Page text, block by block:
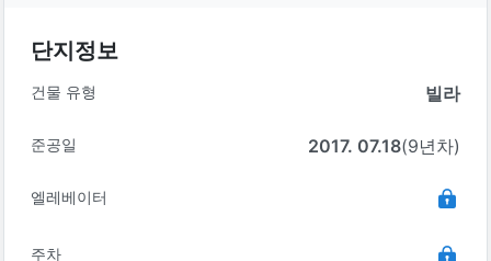
단지정보
건물 유형 빌라
준공일 2017. 07.18(9년차)
엘레베이터
주차